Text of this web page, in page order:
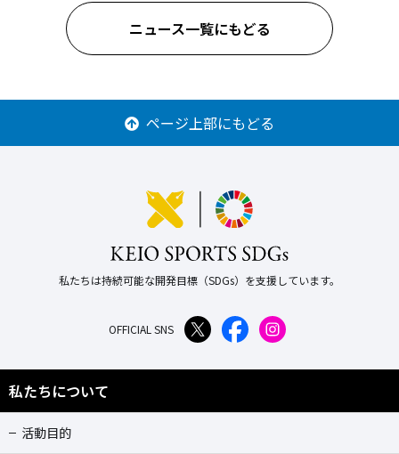
ニュース一覧にもどる
ページ上部にもどる
私たちは持続可能な開発目標（SDGs）を支援しています。
OFFICIAL SNS
私たちについて
活動目的